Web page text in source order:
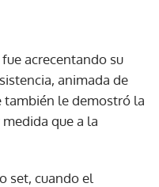
acrecentando su
animada de
le demostró la
que a la
set, cuando el